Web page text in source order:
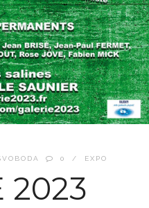
0 EXPO
2023